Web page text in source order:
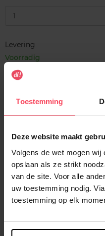
Toestemming
Deze website maakt
Volgens de wet mogen wij
opslaan als ze strikt
van de site. Voor alle
uw toestemming nodig.
toestemming op elk
1
Levering
Voorradig
Gratis levering bij
Verzending binnen 24u
Beschrijving
Kenmerken